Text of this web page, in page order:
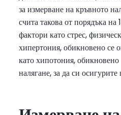
за измерване на кръвното
счита такова от порядъка
фактори като стрес,
хипертония, обикновено
като хипотония,
налягане, за да си